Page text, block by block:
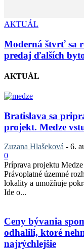
AKTUÁL
Moderná štvrť sa
predaj ďalších
AKTUÁL
Bratislava sa
projekt. Medze
Zuzana Hlašeková - 6.
0
Príprava projektu
Právoplatné územné
lokality a umožňuje
Ide o...
Ceny bývania
odhalili, ktoré
najrýchlejšie